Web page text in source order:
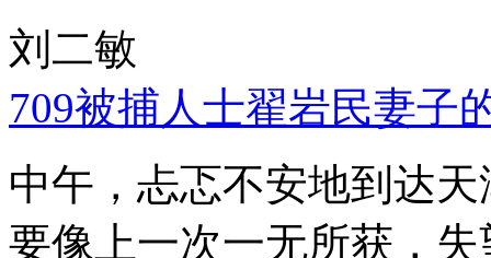
刘二敏
709被捕人士翟岩民妻子
中午，忐忑不安地到达
要像上一次一无所获，